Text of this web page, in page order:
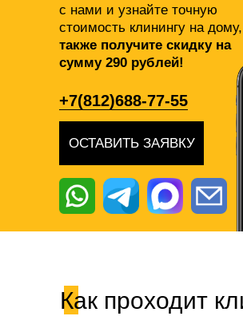
с нами и узнайте точную
стоимость клинингу на дому,
также получите скидку на
сумму 290 рублей!
ОСТАВИТЬ ЗАЯВКУ
+7(812)688-77-55
Как проходит